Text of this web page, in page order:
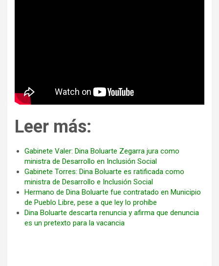
Leer más:
Gabinete Valer: Dina Boluarte Zegarra jura como
ministra de Desarrollo en Inclusión Social
Gabinete Torres: Dina Boluarte es ratificada como
ministra de Desarrollo e Inclusión Social
Hermano de Dina Boluarte fue contratado en Municipio
de Pueblo Libre, pese a que ley lo prohíbe
Dina Boluarte descarta renuncia y afirma que denuncia
es un pretexto para la vacancia